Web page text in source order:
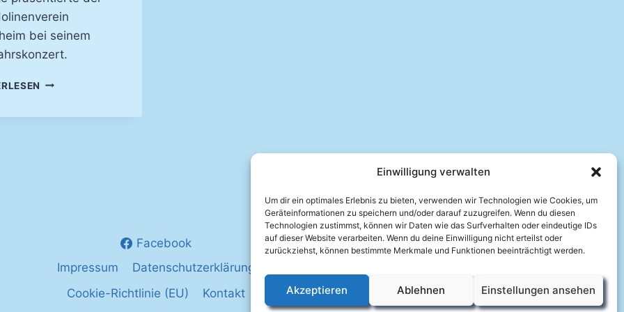
Einwilligung verwalten
Um dir ein optimales Erlebnis zu bieten, verwenden wir Technologien wie Cookies, um
Geräteinformationen zu speichern und/oder darauf zuzugreifen. Wenn du diesen
Technologien zustimmst, können wir Daten wie das Surfverhalten oder eindeutige IDs
auf dieser Website verarbeiten. Wenn du deine Einwilligung nicht erteilst oder
zurückziehst, können bestimmte Merkmale und Funktionen beeinträchtigt werden.
Akzeptieren Ablehnen Einstellungen ansehen
bei seinem
VERDI
Facebook
Impressum
Datenschutzerklärung
Cookie-Richtlinie (EU)
Kontakt